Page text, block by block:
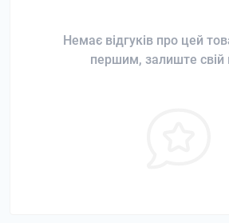
Немає відгуків про цей
першим, залиште свій